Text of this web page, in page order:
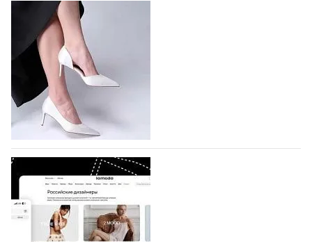
На участие в Московской неделе моды
подано 1047 заявок
На участие в седьмой Московской неделе моды,
которая пройдет в российской столице с 26 сентября
по 1 октября, уже подано 1047 заявок. Примерно
половину из них (494) прислали дизайнеры,
коллекции которых не были представлены в…
07.08.2026 701
BALLINA представит свои новинки на Euro
Shoes
Компания BALLINA Guangzhou Lihuang Footwear
Co., Ltd., основанная в 2011 году и расположенная в